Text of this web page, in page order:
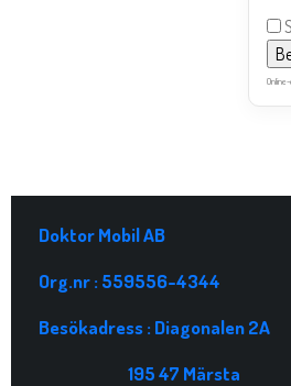
Doktor Mobil AB
Org.nr : 559556-4344
Besökadress : Diagonalen 2A
195 47 Märsta